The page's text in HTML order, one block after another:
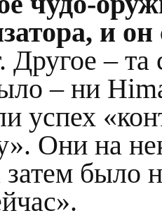
и
Другое –
– ни
успех
Они на
было